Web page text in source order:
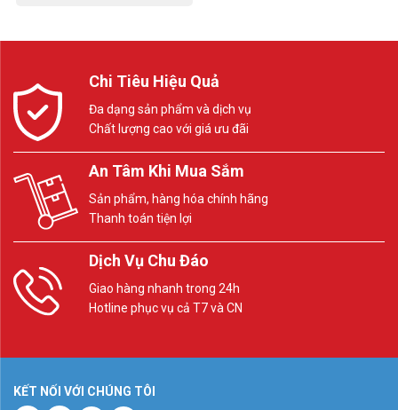
Chi Tiêu Hiệu Quả
Đa dạng sản phẩm và dịch vụ
Chất lượng cao với giá ưu đãi
An Tâm Khi Mua Sắm
Sản phẩm, hàng hóa chính hãng
Thanh toán tiện lợi
Dịch Vụ Chu Đáo
Giao hàng nhanh trong 24h
Hotline phục vụ cả T7 và CN
KẾT NỐI VỚI CHÚNG TÔI